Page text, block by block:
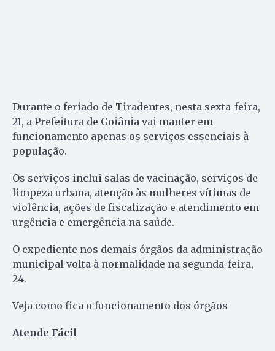
Durante o feriado de Tiradentes, nesta sexta-feira,
21, a Prefeitura de Goiânia vai manter em
funcionamento apenas os serviços essenciais à
população.
Os serviços inclui salas de vacinação, serviços de
limpeza urbana, atenção às mulheres vítimas de
violência, ações de fiscalização e atendimento em
urgência e emergência na saúde.
O expediente nos demais órgãos da administração
municipal volta à normalidade na segunda-feira,
24.
Veja como fica o funcionamento dos órgãos
Atende Fácil